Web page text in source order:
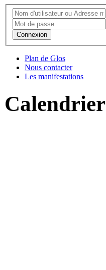
Connexion
Plan de Glos
Nous contacter
Les manifestations
Calendrier